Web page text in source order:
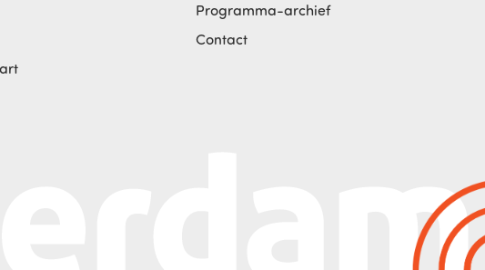
Programma-archief
Contact